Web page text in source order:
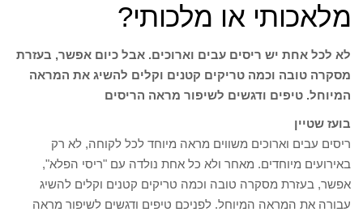
מלאכותי או מלכותי?
לא לכל אחת יש ריסים עבים וארוכים. אבל כיום אפשר, בעזרת
מסקרה טובה וכמה טריקים קטנים וקלים להשיג את המראה
המיוחל. טיפים ודגשים לשיפור מראה הריסים
בועז שטיין
ריסים עבים וארוכים משווים מראה מיוחד לכל לקוחה, לא רק
באירועים מיוחדים. מאחר ולא כל אחת נולדה עם "ריסי הפלא",
אפשר, בעזרת מסקרה טובה וכמה טריקים קטנים וקלים להשיג
עבורה את המראה המיוחל. לפניכם טיפים ודגשים לשיפור מראה